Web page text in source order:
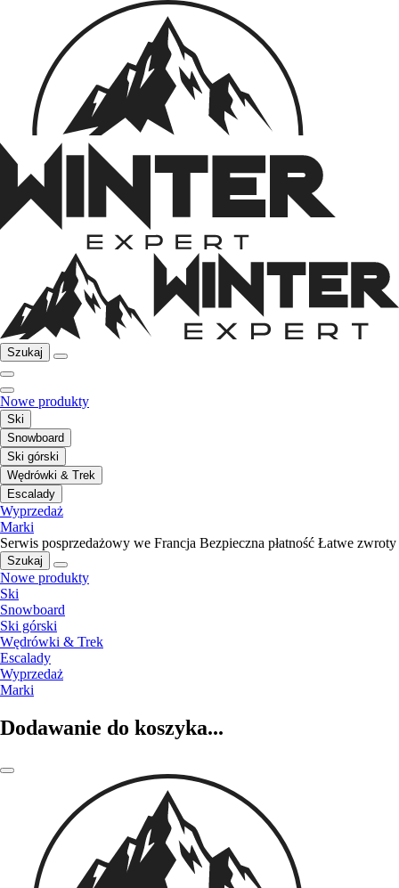
Szukaj
Nowe produkty
Ski
Snowboard
Ski górski
Wędrówki & Trek
Escalady
Wyprzedaż
Marki
Serwis posprzedażowy we Francja Bezpieczna płatność Łatwe zwroty
Szukaj
Nowe produkty
Ski
Snowboard
Ski górski
Wędrówki & Trek
Escalady
Wyprzedaż
Marki
Dodawanie do koszyka...